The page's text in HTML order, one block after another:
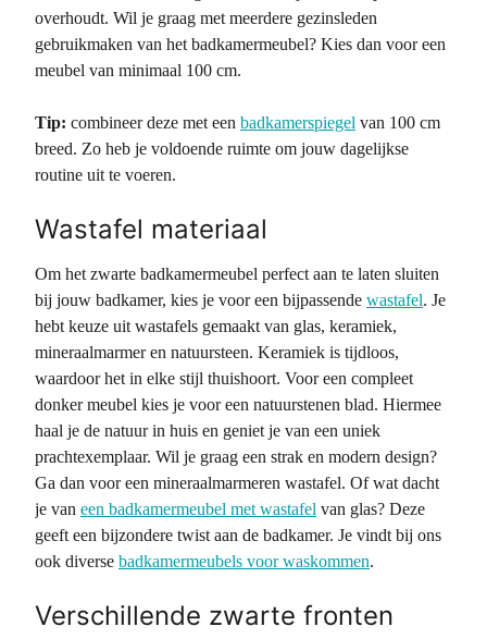
overhoudt. Wil je graag met meerdere gezinsleden
gebruikmaken van het badkamermeubel? Kies dan voor een
meubel van minimaal 100 cm.
Tip: combineer deze met een badkamerspiegel van 100 cm
breed. Zo heb je voldoende ruimte om jouw dagelijkse
routine uit te voeren.
Wastafel materiaal
Om het zwarte badkamermeubel perfect aan te laten sluiten
bij jouw badkamer, kies je voor een bijpassende wastafel. Je
hebt keuze uit wastafels gemaakt van glas, keramiek,
mineraalmarmer en natuursteen. Keramiek is tijdloos,
waardoor het in elke stijl thuishoort. Voor een compleet
donker meubel kies je voor een natuurstenen blad. Hiermee
haal je de natuur in huis en geniet je van een uniek
prachtexemplaar. Wil je graag een strak en modern design?
Ga dan voor een mineraalmarmeren wastafel. Of wat dacht
je van een badkamermeubel met wastafel van glas? Deze
geeft een bijzondere twist aan de badkamer. Je vindt bij ons
ook diverse badkamermeubels voor waskommen.
Verschillende zwarte fronten